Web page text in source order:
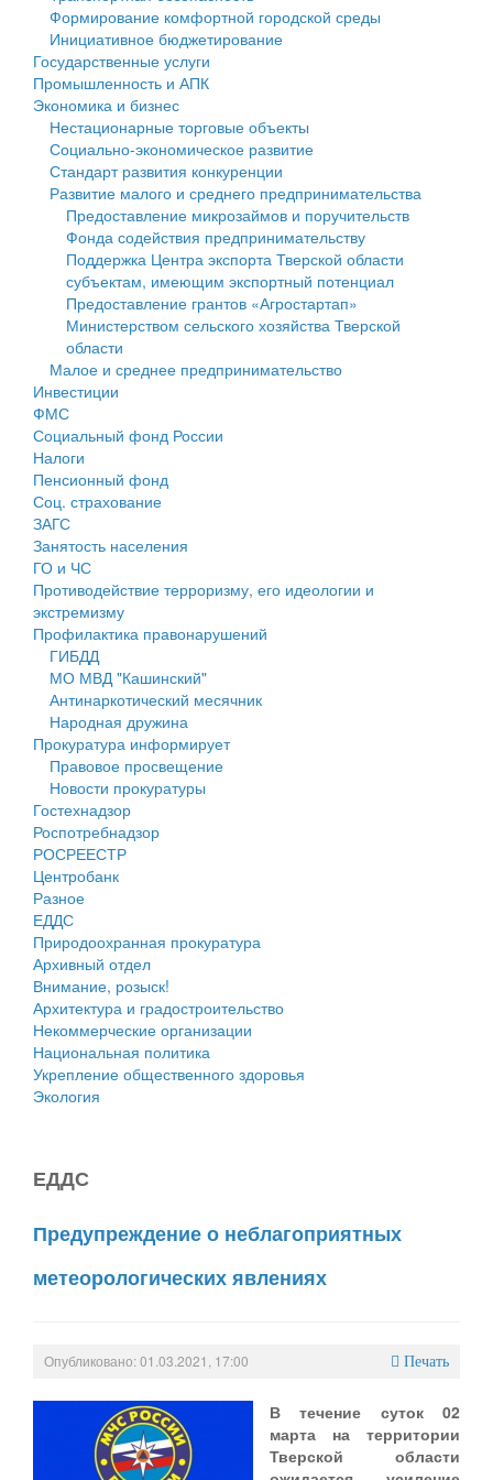
Государственные услуги
Промышленность и АПК
Экономика и бизнес
Символика
Устав
Гостям округа
Туризм
Культура
Образование
Здравоохранение
Социальная защита
Фотоальбом
муниципального округа Тверской области
Администрация Кашинского муниципального округа
Тверской области
Управление сельскими территориями
Открытые данные
Работа с обращениями граждан
Муниципальный контроль
Муниципальные услуги
Проекты административных регламентов
Антимонопольный комплаенс
Противодействие коррупции
Финансовое управление
Бюджет для граждан
Имущество
Выявление правообладателей ранее учтенных
объектов недвижимости
Имущественная поддержка субъектов малого и
среднего предпринимательства
Информационная поддержка субъектов малого и
среднего предпринимательства
Муниципальные программы
Контрольно-счетная палата
Персональные данные
Оценка регулирующего воздействия
Деятельность МУ
Нормативы градостроительного проектирования
Правила землепользования и застройки
Генеральные планы
Проекты планировки территории
Собрание депутатов
Городское поселение
Сельские поселения
Формирование комфортной городской среды
Инициативное бюджетирование
Государственные услуги
Промышленность и АПК
Экономика и бизнес
Нестационарные торговые объекты
Социально-экономическое развитие
Стандарт развития конкуренции
Развитие малого и среднего предпринимательства
Предоставление микрозаймов и поручительств
Фонда содействия предпринимательству
Поддержка Центра экспорта Тверской области
субъектам, имеющим экспортный потенциал
Предоставление грантов «Агростартап»
Министерством сельского хозяйства Тверской
области
Малое и среднее предпринимательство
Инвестиции
ФМС
Социальный фонд России
Налоги
Пенсионный фонд
Соц. страхование
ЗАГС
Занятость населения
ГО и ЧС
Противодействие терроризму, его идеологии и
экстремизму
Профилактика правонарушений
ГИБДД
МО МВД "Кашинский"
Антинаркотический месячник
Народная дружина
Прокуратура информирует
Правовое просвещение
Новости прокуратуры
Гостехнадзор
Роспотребнадзор
РОСРЕЕСТР
Центробанк
Разное
ЕДДС
Природоохранная прокуратура
Архивный отдел
Внимание, розыск!
Архитектура и градостроительство
Некоммерческие организации
Национальная политика
Укрепление общественного здоровья
Экология
ЕДДС
Предупреждение о неблагоприятных
метеорологических явлениях
Опубликовано: 01.03.2021, 17:00 Печать
В течение суток 02
марта на территории
Тверской области